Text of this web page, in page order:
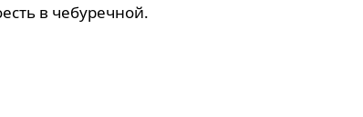
в чебуречной.